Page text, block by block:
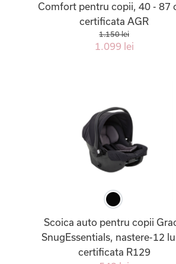
Comfort pentru copii, 40 - 87
certificata AGR
1.150 lei
1.099 lei
Scoica auto pentru copii
SnugEssentials, nastere-12
certificata R129